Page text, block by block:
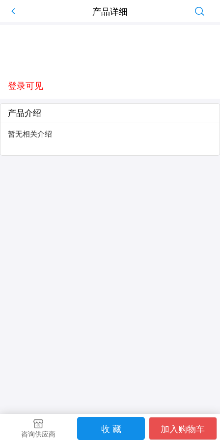
产品详细
登录可见
产品介绍
暂无相关介绍
咨询供应商 收 藏 加入购物车